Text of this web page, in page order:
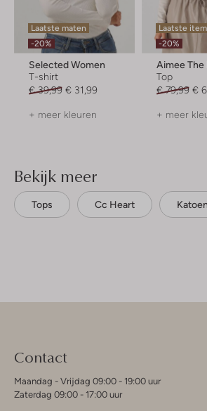
Laatste maten
-20%
Selected Women
T-shirt
€ 39,99 € 31,99
+ meer kleuren
Laatste
-20%
Aimee The
Top
€ 79,99 €
+ meer
Bekijk meer
Tops Cc Heart Katoen
Contact
Maandag - Vrijdag 09:00 - 19:00 uur
Zaterdag 09:00 - 17:00 uur